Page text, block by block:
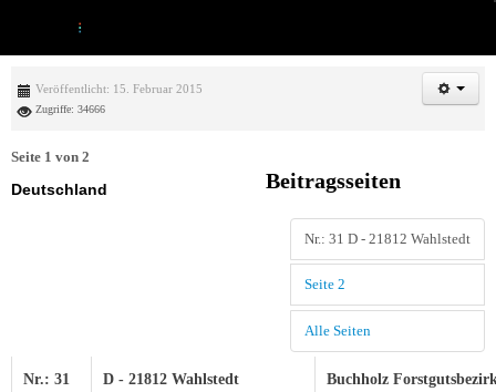
Veröffentlicht: 15. Februar 2015
Zugriffe: 34666
Beitragsseiten
Nr.: 31 D - 21812 Wahlstedt
Seite 2
Alle Seiten
Seite 1 von 2
Deutschland
Nr.: 31 D - 21812 Wahlstedt Buchholz